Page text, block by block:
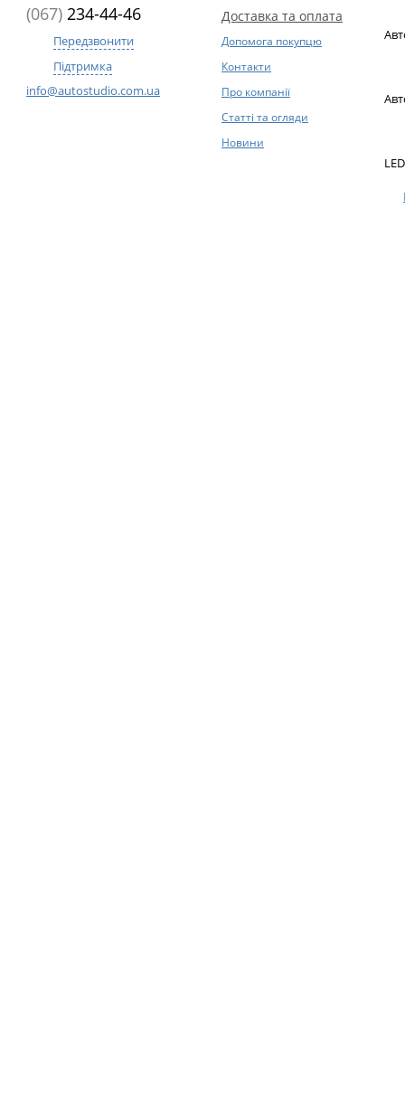
(067) 234-44-46
Передзвонити
Підтримка
info@autostudio.com.ua
Доставка та оплата
Допомога покупцю
Контакти
Про компанії
Статті та огляди
Новини